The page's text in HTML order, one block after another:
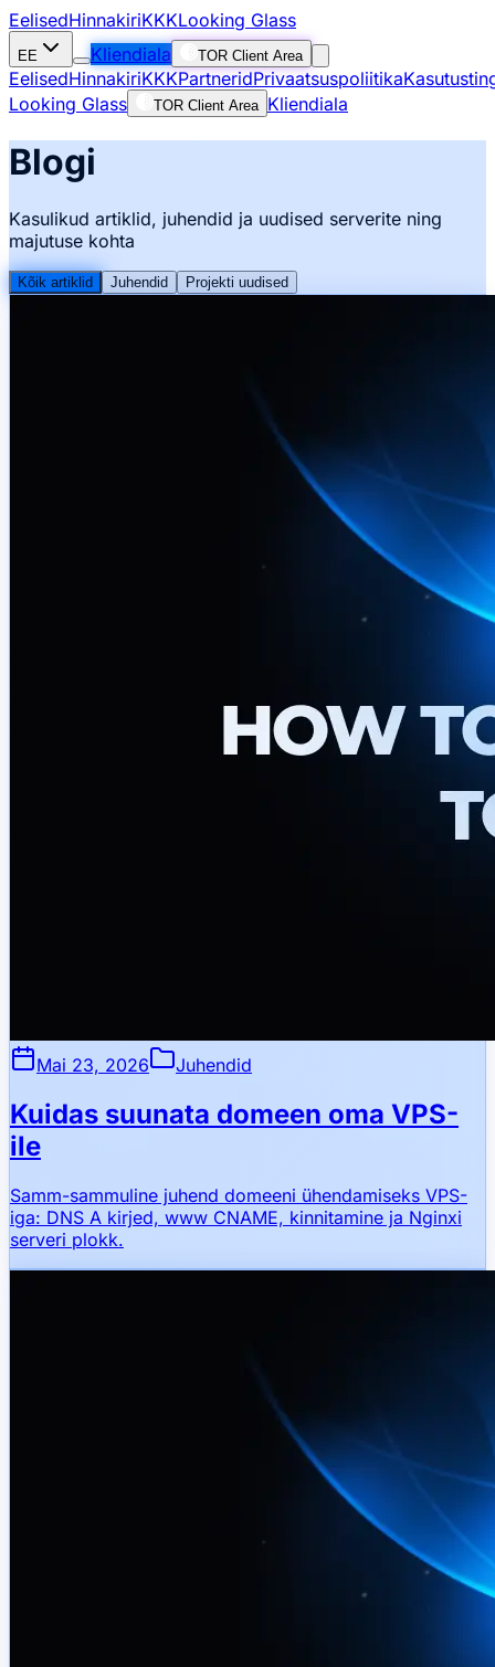
EelisedHinnakiriKKKLooking Glass
EE Kliendiala TOR Client Area
EelisedHinnakiriKKKPartneridPrivaatsuspoliitika
Looking Glass
TOR Client Area Kliendiala
Blogi
Kasulikud artiklid, juhendid ja uudised serverite ning
majutuse kohta
Kõik artiklid Juhendid Projekti uudised
Mai 23, 2026 Juhendid
Kuidas suunata domeen oma VPS-
ile
Samm-sammuline juhend domeeni ühendamiseks VPS-
iga: DNS A kirjed, www CNAME, kinnitamine ja Nginxi
serveri plokk.